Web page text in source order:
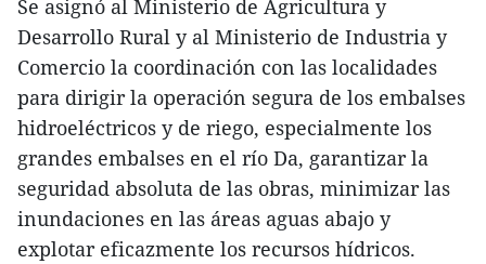
Se asignó al Ministerio de Agricultura y
Desarrollo Rural y al Ministerio de Industria y
Comercio la coordinación con las localidades
para dirigir la operación segura de los embalses
hidroeléctricos y de riego, especialmente los
grandes embalses en el río Da, garantizar la
seguridad absoluta de las obras, minimizar las
inundaciones en las áreas aguas abajo y
explotar eficazmente los recursos hídricos.